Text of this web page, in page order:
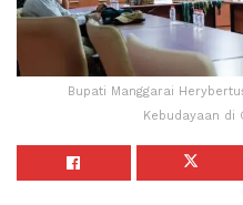
Bupati Manggarai
Kebudayaan di